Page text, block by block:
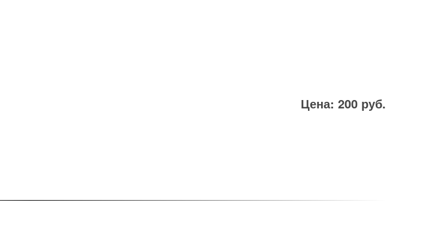
Цена: 200 руб.